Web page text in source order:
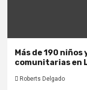
Más de 190
comunitarias en
Roberts Delgado